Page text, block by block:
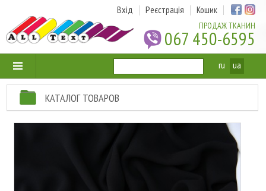
ПРОДАЖ ТКАНИН
067 450-6595
Вхід Реєстрація Кошик
ru ua
КАТАЛОГ ТОВАРОВ